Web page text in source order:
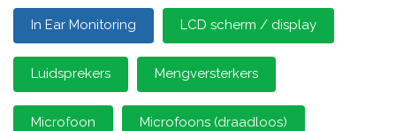
In Ear Monitoring LCD scherm / display
Luidsprekers Mengversterkers
Microfoon Microfoons (draadloos)